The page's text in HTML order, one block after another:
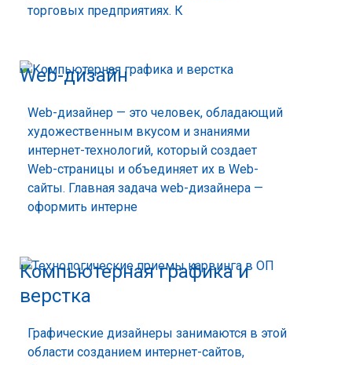
торговых предприятиях. К
Web-дизайн
Web-дизайнер — это человек, обладающий
художественным вкусом и знаниями
интернет-технологий, который создает
Web-страницы и объединяет их в Web-
сайты. Главная задача web-дизайнера —
оформить интерне
Компьютерная графика и
верстка
Графические дизайнеры занимаются в этой
области созданием интернет-сайтов,